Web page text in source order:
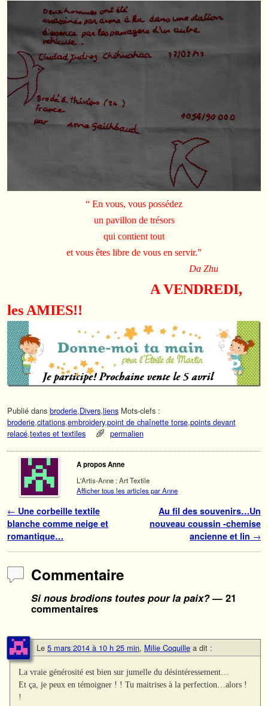
“ En vous, vous possédez
un pavillon de trésors
qui contient tout
et vous êtes libre de vous en servir.”
Da Zhu
A VENDREDI,
les AMIES!!
Publié dans broderie,Divers,liens Mots-clefs :
broderie,citations,embroidery,point de chaînette torse,points devant
relacé,textes et textiles permalien
A propos Anne
L'Artis-Anne : Art Textile
Afficher tous les articles par Anne
Navigation des articles
← Une corbeille textile
blanche comme neige et
romantique…
Au fil des souvenirs…Un
nouveau coussin -chemise
ancienne et lin →
Commentaire
Si nous brodions toutes pour la paix?— 21
commentaires
Le 5 mars 2014 à 10 h 25 min, Milie Coquille a dit :
La vraie générosité est bien sur jumelle du désintéressement…
Et ça, je peux en témoigner ! ! Tu maitrises à la perfection…alors !
!